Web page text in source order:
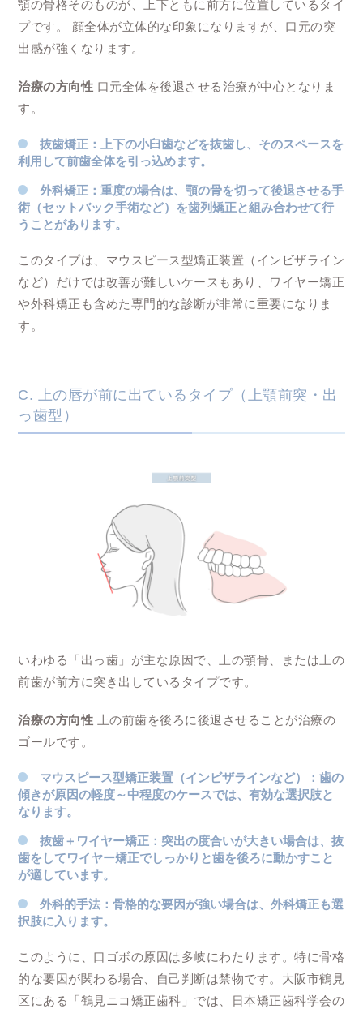
顎の骨格そのものが、上下ともに前方に位置しているタイ
プです。 顔全体が立体的な印象になりますが、口元の突
出感が強くなります。
治療の方向性 口元全体を後退させる治療が中心となりま
す。
抜歯矯正 ：上下の小臼歯などを抜歯し、そのスペースを
利用して前歯全体を引っ込めます。
外科矯正 ：重度の場合は、顎の骨を切って後退させる手
術（セットバック手術など）を歯列矯正と組み合わせて行
うことがあります。
このタイプは、マウスピース型矯正装置（インビザライン
など）だけでは改善が難しいケースもあり、ワイヤー矯正
や外科矯正も含めた専門的な診断が非常に重要になりま
す。
C. 上の唇が前に出ているタイプ（上顎前突・出
っ歯型）
いわゆる「出っ歯」が主な原因で、上の顎骨、または上の
前歯が前方に突き出しているタイプです。
治療の方向性 上の前歯を後ろに後退させることが治療の
ゴールです。
マウスピース型矯正装置（インビザラインなど）
：歯の
傾きが原因の軽度～中程度のケースでは、有効な選択肢と
なります。
抜歯＋ワイヤー矯正 ：突出の度合いが大きい場合は、抜
歯をしてワイヤー矯正でしっかりと歯を後ろに動かすこと
が適しています。
外科的手法 ：骨格的な要因が強い場合は、外科矯正も選
択肢に入ります。
このように、口ゴボの原因は多岐にわたります。特に骨格
的な要因が関わる場合、自己判断は禁物です。大阪市鶴見
区にある「鶴見ニコ矯正歯科」では、日本矯正歯科学会の